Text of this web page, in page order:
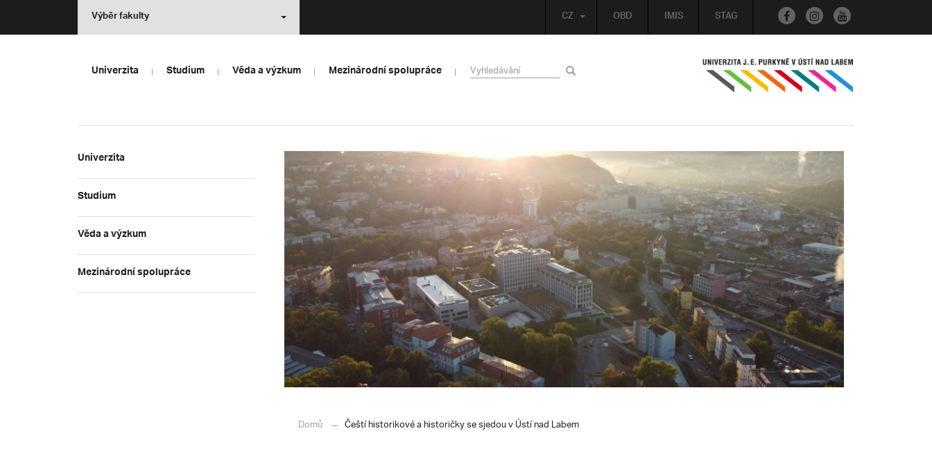
OBD IMIS STAG
CZ
Výběr fakulty
Univerzita Studium Věda a výzkum Mezinárodní spolupráce
Univerzita
Studium
Věda a výzkum
Mezinárodní spolupráce
Domů Čeští historikové a historičky se sjedou v Ústí nad Labem